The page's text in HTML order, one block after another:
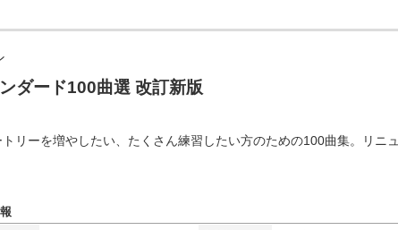
ダード100曲選 改訂新版
トリーを増やしたい、たくさん練習したい方のための100曲集。リニ